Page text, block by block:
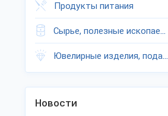
Продукты питания
Сырье, полезные ископаемые
Ювелирные изделия, подарки
Новости